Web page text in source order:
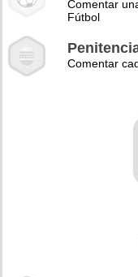
Comentar
Fútbol
Comentar